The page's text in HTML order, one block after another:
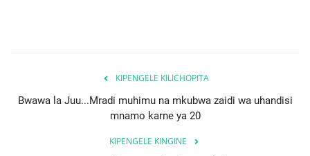
KIPENGELE KILICHOPITA
Bwawa la Juu...Mradi muhimu na mkubwa zaidi wa uhandisi
mnamo karne ya 20
KIPENGELE KINGINE